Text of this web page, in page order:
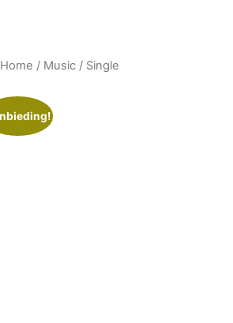
Home / Music / Single